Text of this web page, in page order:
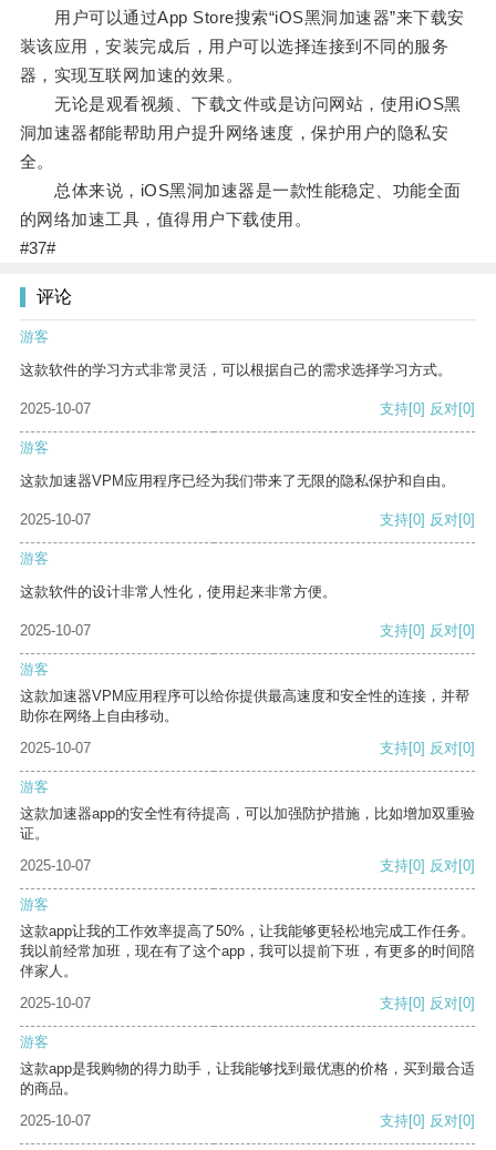
用户可以通过App Store搜索“iOS黑洞加速器”来下载安
装该应用，安装完成后，用户可以选择连接到不同的服务
器，实现互联网加速的效果。
无论是观看视频、下载文件或是访问网站，使用iOS黑
洞加速器都能帮助用户提升网络速度，保护用户的隐私安
全。
总体来说，iOS黑洞加速器是一款性能稳定、功能全面
的网络加速工具，值得用户下载使用。
#37#
评论
游客
这款软件的学习方式非常灵活，可以根据自己的需求选择学习方式。
2025-10-07 支持[0] 反对[0]
游客
这款加速器VPM应用程序已经为我们带来了无限的隐私保护和自由。
2025-10-07 支持[0] 反对[0]
游客
这款软件的设计非常人性化，使用起来非常方便。
2025-10-07 支持[0] 反对[0]
游客
这款加速器VPM应用程序可以给你提供最高速度和安全性的连接，并帮
助你在网络上自由移动。
2025-10-07
支持[0] 反对[0]
游客
这款加速器app的安全性有待提高，可以加强防护措施，比如增加双重验
证。
2025-10-07
支持[0] 反对[0]
游客
这款app让我的工作效率提高了50%，让我能够更轻松地完成工作任务。
我以前经常加班，现在有了这个app，我可以提前下班，有更多的时间陪
伴家人。
2025-10-07
支持[0] 反对[0]
游客
这款app是我购物的得力助手，让我能够找到最优惠的价格，买到最合适
的商品。
2025-10-07
支持[0] 反对[0]